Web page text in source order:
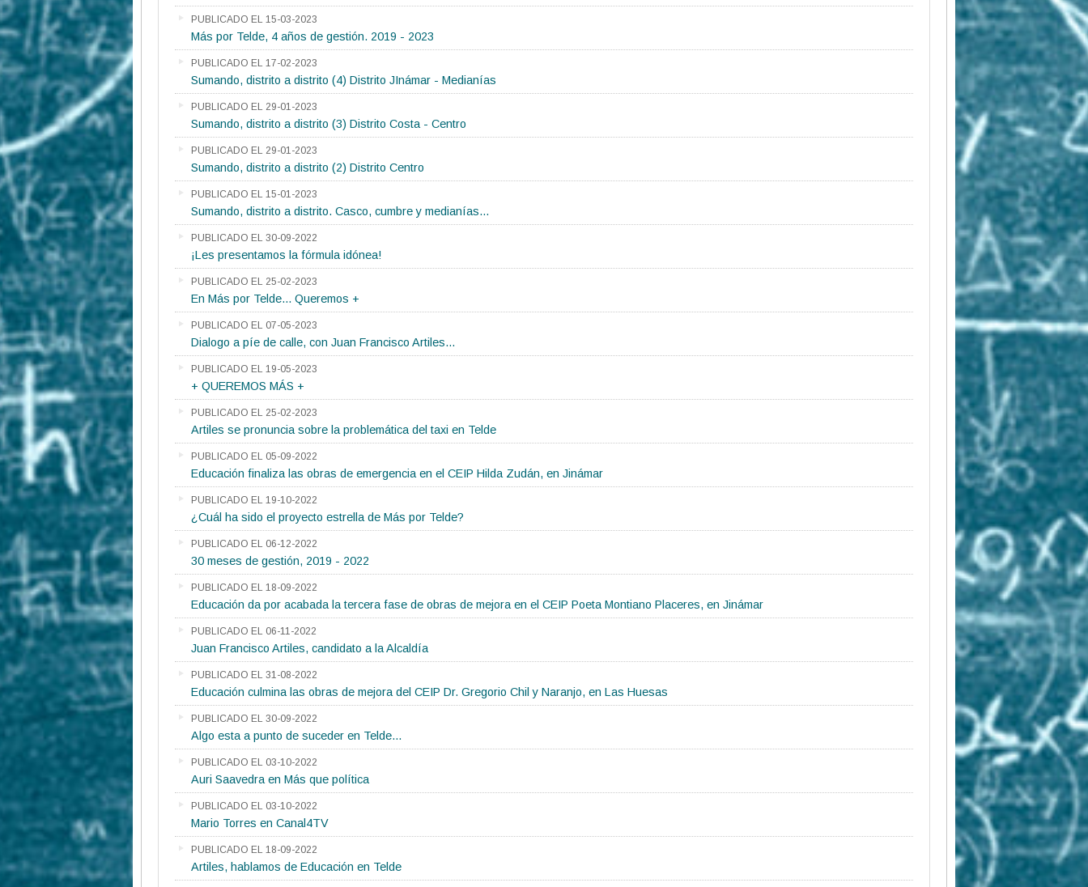
PUBLICADO EL 15-03-2023
Más por Telde, 4 años de gestión. 2019 - 2023
PUBLICADO EL 17-02-2023
Sumando, distrito a distrito (4) Distrito JInámar - Medianías
PUBLICADO EL 29-01-2023
Sumando, distrito a distrito (3) Distrito Costa - Centro
PUBLICADO EL 29-01-2023
Sumando, distrito a distrito (2) Distrito Centro
PUBLICADO EL 15-01-2023
Sumando, distrito a distrito. Casco, cumbre y medianías...
PUBLICADO EL 30-09-2022
¡Les presentamos la fórmula idónea!
PUBLICADO EL 25-02-2023
En Más por Telde... Queremos +
PUBLICADO EL 07-05-2023
Dialogo a píe de calle, con Juan Francisco Artiles...
PUBLICADO EL 19-05-2023
+ QUEREMOS MÁS +
PUBLICADO EL 25-02-2023
Artiles se pronuncia sobre la problemática del taxi en Telde
PUBLICADO EL 05-09-2022
Educación finaliza las obras de emergencia en el CEIP Hilda Zudán, en Jinámar
PUBLICADO EL 19-10-2022
¿Cuál ha sido el proyecto estrella de Más por Telde?
PUBLICADO EL 06-12-2022
30 meses de gestión, 2019 - 2022
PUBLICADO EL 18-09-2022
Educación da por acabada la tercera fase de obras de mejora en el CEIP Poeta Montiano Placeres, en Jinámar
PUBLICADO EL 06-11-2022
Juan Francisco Artiles, candidato a la Alcaldía
PUBLICADO EL 31-08-2022
Educación culmina las obras de mejora del CEIP Dr. Gregorio Chil y Naranjo, en Las Huesas
PUBLICADO EL 30-09-2022
Algo esta a punto de suceder en Telde...
PUBLICADO EL 03-10-2022
Auri Saavedra en Más que política
PUBLICADO EL 03-10-2022
Mario Torres en Canal4TV
PUBLICADO EL 18-09-2022
Artiles, hablamos de Educación en Telde